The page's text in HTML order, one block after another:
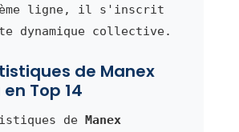
ligne, il s'inscrit
dynamique collective.
de Manex
Top 14
de Manex